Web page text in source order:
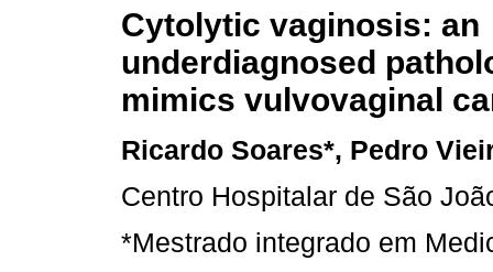
Cytolytic vaginosis: an
underdiagnosed
mimics vulvovaginal
Ricardo Soares*, Pedro
Centro Hospitalar de São
*Mestrado integrado em